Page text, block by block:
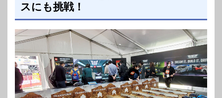
スにも挑戦！